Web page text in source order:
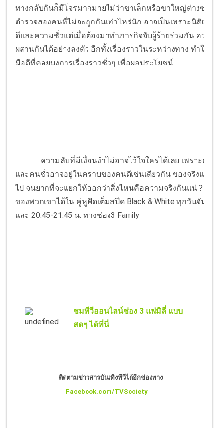
ทางกลับกันก็มีโจรมากมายไม่ว่าขาเล็กหรือขาใหญ่ต่างซ่อง
ตำรวจสองคนที่ไม่จะถูกกันเท่าไหร่นัก อาจเป็นเพราะนิสัยที่
ดีและความชั่วแต่เมื่อต้องมาทำภารกิจจับผู้ร้ายร่วมกัน ควา
ผสานกันได้อย่างลงตัว อีกทั้งเรื่องราวในระหว่างทาง ทำให้รู้
มือดีที่คอยบงการเรื่องราวชั่วๆ เพื่อผลประโยชน์
ความลับที่มีเงื่อนงำไม่อาจไว้ใจใครได้เลย เพราะคนดี
และคนชั่วอาจอยู่ในคราบของคนดีเช่นเดียวกัน ของจริงและ
ไป จนยากที่จะแยกให้ออกว่าสิ่งไหนคือความจริงกันแน่ ? ค
ของพวกเขาได้ใน คู่หูฟัดเต็มสปีด Black & White ทุกวันจันทร์
และ 20.45-21.45 น. ทางช่อง3 Family
ชมทีวีออนไลน์ช่อง 3 แฟมิลี่ แบบ
สดๆ ได้ที่นี่
ติดตามข่าวสารบันเทิงทีวีได้อีกช่องทาง
Facebook.com/TVSociety